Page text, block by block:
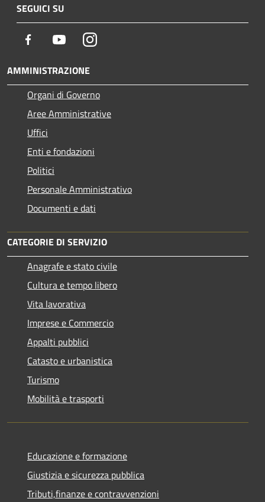
SEGUICI SU
Facebook YoutubeInstagram
AMMINISTRAZIONE
Organi di Governo
Aree Amministrative
Uffici
Enti e fondazioni
Politici
Personale Amministrativo
Documenti e dati
CATEGORIE DI SERVIZIO
Anagrafe e stato civile
Cultura e tempo libero
Vita lavorativa
Imprese e Commercio
Appalti pubblici
Catasto e urbanistica
Turismo
Mobilità e trasporti
Educazione e formazione
Giustizia e sicurezza pubblica
Tributi,finanze e contravvenzioni